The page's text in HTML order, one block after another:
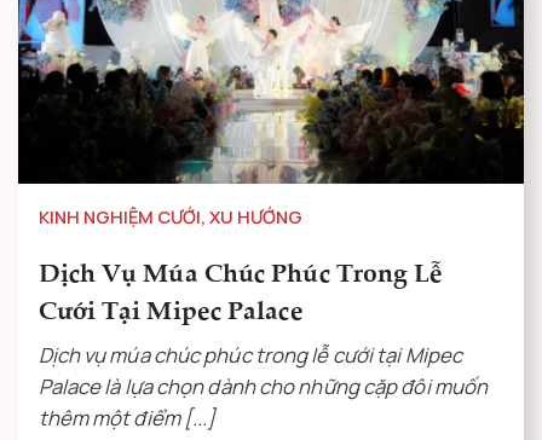
KINH NGHIỆM CƯỚI, XU HƯỚNG
Dịch Vụ Múa Chúc Phúc Trong Lễ
Cưới Tại Mipec Palace
Dịch vụ múa chúc phúc trong lễ cưới tại Mipec
Palace là lựa chọn dành cho những cặp đôi muốn
thêm một điểm [...]